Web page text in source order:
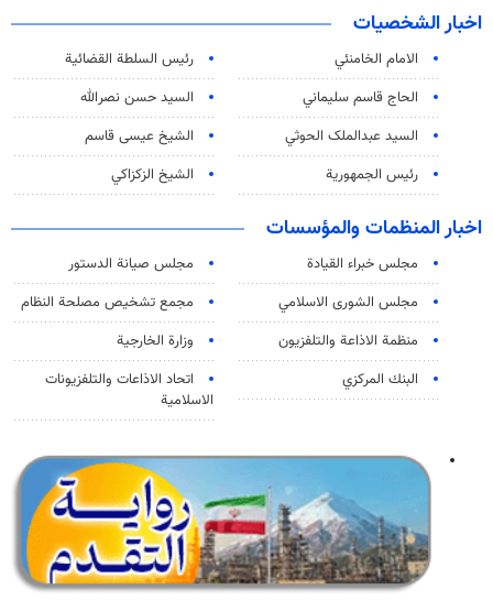
اخبار الشخصيات
الامام الخامنئي
رئیس السلطة القضائیة
الحاج قاسم سليماني
السيد حسن نصرالله
السید عبدالملک الحوثي
الشيخ عيسى قاسم
رئيس الجمهورية
الشيخ الزكزاكي
اخبار المنظمات والمؤسسات
مجلس خبراء القيادة
مجلس صيانة الدستور
مجلس الشورى الاسلامي
مجمع تشخيص مصلحة النظام
منظمة الاذاعة والتلفزیون
وزارة الخارجية
البنك المركزي
اتحاد الاذاعات والتلفزيونات
الاسلامية